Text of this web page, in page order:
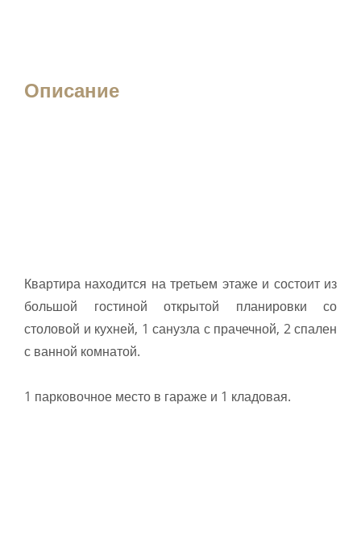
Описание
Квартира находится на третьем этаже и состоит из
большой гостиной открытой планировки со
столовой и кухней, 1 санузла с прачечной, 2 спален
с ванной комнатой.
1 парковочное место в гараже и 1 кладовая.